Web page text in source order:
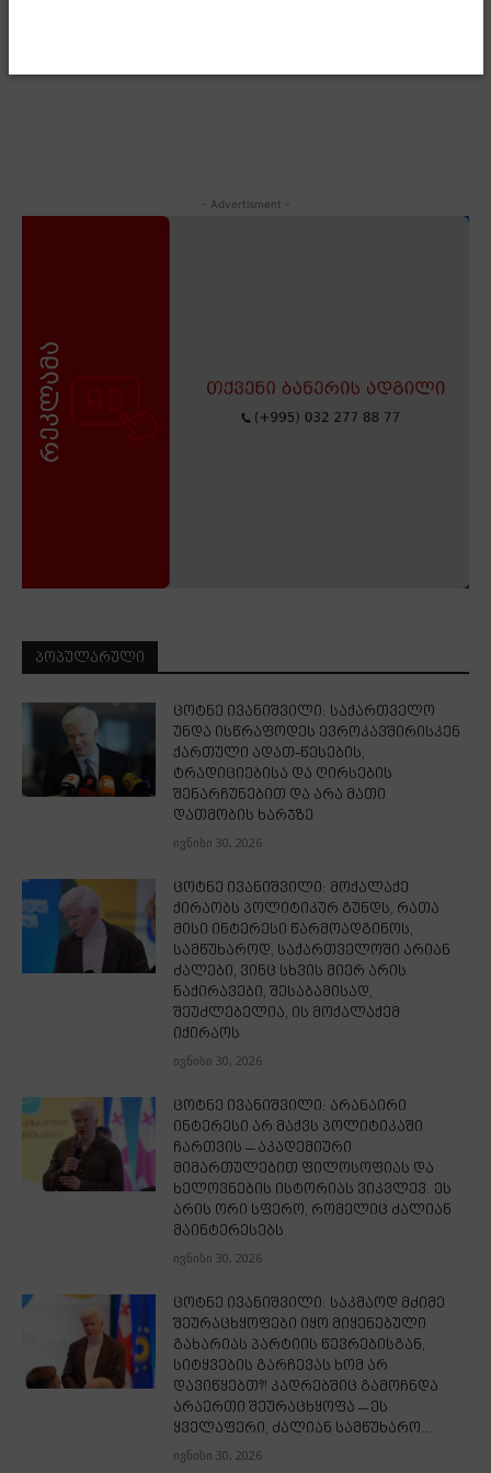
- Advertisment -
ᲞᲝᲞᲣᲚᲐᲠᲣᲚᲘ
ცოტნე ივანიშვილი: საქართველო
უნდა ისწრაფოდეს ევროკავშირისკენ
ქართული ადათ-წესების,
ტრადიციებისა და ღირსების
შენარჩუნებით და არა მათი
დათმობის ხარჯზე
ივნისი 30, 2026
ცოტნე ივანიშვილი: მოქალაქე
ქირაობს პოლიტიკურ გუნდს, რათა
მისი ინტერესი წარმოადგინოს,
სამწუხაროდ, საქართველოში არიან
ძალები, ვინც სხვის მიერ არის
ნაქირავები, შესაბამისად,
შეუძლებელია, ის მოქალაქემ
იქირაოს
ივნისი 30, 2026
ცოტნე ივანიშვილი: არანაირი
ინტერესი არ მაქვს პოლიტიკაში
ჩართვის – აკადემიური
მიმართულებით ფილოსოფიას და
ხელოვნების ისტორიას ვიკვლევ. ეს
არის ორი სფერო, რომელიც ძალიან
მაინტერესებს
ივნისი 30, 2026
ცოტნე ივანიშვილი: საკმაოდ მძიმე
შეურაცხყოფები იყო მიყენებული
გახარიას პარტიის წევრებისგან,
სიტყვების გარჩევას ხომ არ
დავიწყებთ?! კადრებშიც გამოჩნდა
არაერთი შეურაცხყოფა – ეს
ყველაფერი, ძალიან სამწუხარო...
ივნისი 30, 2026